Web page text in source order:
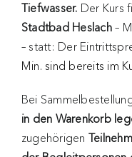
Tiefwasser. Der Kurs
Stadtbad Heslach–
– statt: Der
Min. sind bereits im
Bei
in den Warenkorb
zugehörigen